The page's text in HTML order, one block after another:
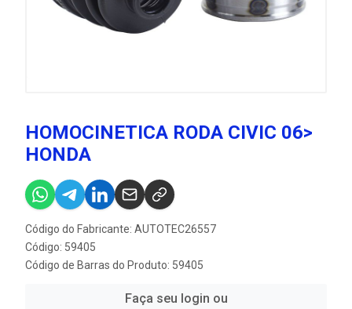
HOMOCINETICA RODA CIVIC 06>
HONDA
Código do Fabricante: AUTOTEC26557
Código: 59405
Código de Barras do Produto: 59405
Faça seu login ou